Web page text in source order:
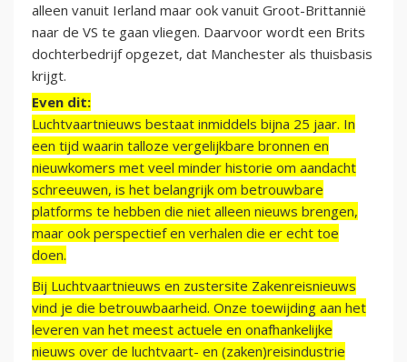
alleen vanuit Ierland maar ook vanuit Groot-Brittannië
naar de VS te gaan vliegen. Daarvoor wordt een Brits
dochterbedrijf opgezet, dat Manchester als thuisbasis
krijgt.
Even dit:
Luchtvaartnieuws bestaat inmiddels bijna 25 jaar. In
een tijd waarin talloze vergelijkbare bronnen en
nieuwkomers met veel minder historie om aandacht
schreeuwen, is het belangrijk om betrouwbare
platforms te hebben die niet alleen nieuws brengen,
maar ook perspectief en verhalen die er echt toe
doen.
Bij Luchtvaartnieuws en zustersite Zakenreisnieuws
vind je die betrouwbaarheid. Onze toewijding aan het
leveren van het meest actuele en onafhankelijke
nieuws over de luchtvaart- en (zaken)reisindustrie